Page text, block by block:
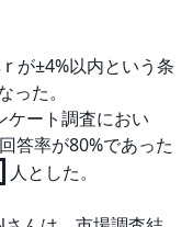
±4%以内という条
た。
ート調査におい
答率が80%であった
人とした。